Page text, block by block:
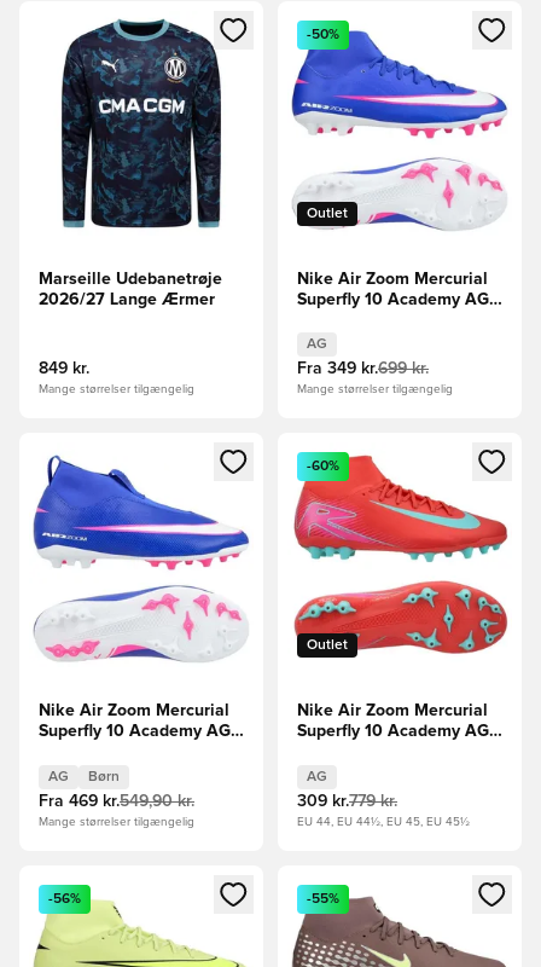
Åbner en Modal til at logge ind eller tilmelde dig som
Marseille Udebanetrøje
2026/27 Lange Ærmer
849 kr.
Mange størrelser tilgængelig
Åbner en Modal til at logge
Outlet
-50%
Nike Air Zoom Mercurial
Superfly 10 Academy AG
AG
Fra 349 kr.699 kr.
Mange størrelser tilgængelig
Åbner en Modal til at logge ind eller tilmelde dig som
Nike Air Zoom Mercurial
Superfly 10 Academy AG
AG Børn
Fra 469 kr.549,90 kr.
Mange størrelser tilgængelig
Åbner en Modal til at logge
Outlet
-60%
Nike Air Zoom Mercurial
Superfly 10 Academy AG
AG
309 kr.779 kr.
EU 44, EU 44½, EU 45, EU 45½
Åbner en Modal til at logge ind eller tilmelde dig som
-56%
Åbner en Modal til at logge
-55%